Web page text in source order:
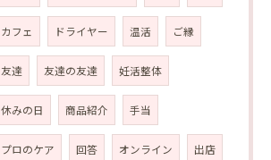
カフェ ドライヤー 温活 ご縁
友達 友達の友達 妊活整体
休みの日 商品紹介 手当
プロのケア 回答 オンライン 出店